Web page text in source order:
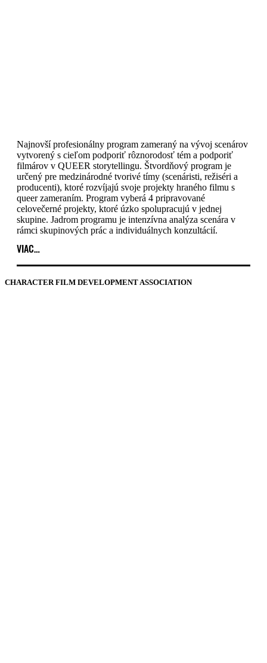
Najnovší profesionálny program zameraný na vývoj scenárov
vytvorený s cieľom podporiť rôznorodosť tém a podporiť
filmárov v QUEER storytellingu. Štvordňový program je
určený pre medzinárodné tvorivé tímy (scenáristi, režiséri a
producenti), ktoré rozvíjajú svoje projekty hraného filmu s
queer zameraním. Program vyberá 4 pripravované
celovečerné projekty, ktoré úzko spolupracujú v jednej
skupine. Jadrom programu je intenzívna analýza scenára v
rámci skupinových prác a individuálnych konzultácií.
VIAC…
CHARACTER FILM DEVELOPMENT ASSOCIATION